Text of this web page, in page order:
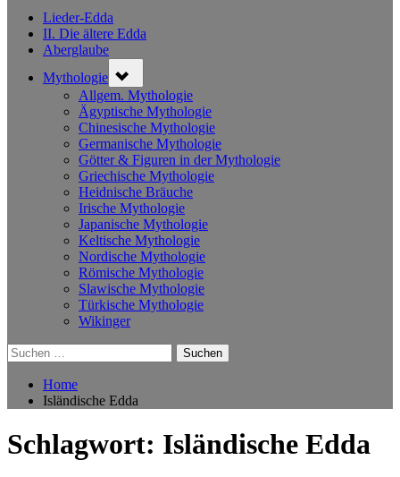
Lieder-Edda
II. Die ältere Edda
Aberglaube
Mythologie sub-
menu
Allgem. Mythologie
Ägyptische Mythologie
Chinesische Mythologie
Germanische Mythologie
Götter & Figuren in der Mythologie
Griechische Mythologie
Heidnische Bräuche
Irische Mythologie
Japanische Mythologie
Keltische Mythologie
Nordische Mythologie
Römische Mythologie
Slawische Mythologie
Türkische Mythologie
Wikinger
Suchen
nach:
Home
Isländische Edda
Schlagwort: Isländische Edda